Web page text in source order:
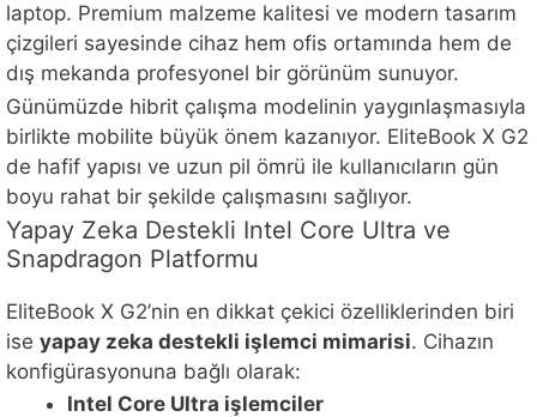
laptop. Premium malzeme kalitesi ve modern tasarım
çizgileri sayesinde cihaz hem ofis ortamında hem de
dış mekanda profesyonel bir görünüm sunuyor.
Günümüzde hibrit çalışma modelinin yaygınlaşmasıyla
birlikte mobilite büyük önem kazanıyor. EliteBook X G2
de hafif yapısı ve uzun pil ömrü ile kullanıcıların gün
boyu rahat bir şekilde çalışmasını sağlıyor.
Yapay Zeka Destekli Intel Core Ultra ve
Snapdragon Platformu
EliteBook X G2’nin en dikkat çekici özelliklerinden biri
ise yapay zeka destekli işlemci mimarisi. Cihazın
konfigürasyonuna bağlı olarak:
Intel Core Ultra işlemciler